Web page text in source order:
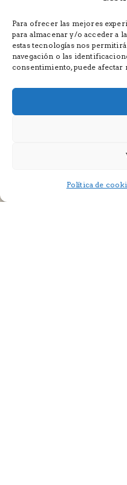
Para ofrecer las mejores
para almacenar y/o acceder a
estas tecnologías nos
navegación o las
consentimiento, puede afectar
Política de
Al proporcionar su correo
comunicaciones de
consentimiento para que
nuestrosTérminos de